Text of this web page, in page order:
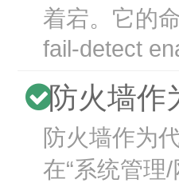
着宕。它的
fail-detect
防火墙作
防火墙作为
在“系统管理